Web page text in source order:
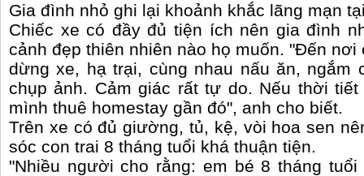
Gia đình nhỏ ghi lại khoảnh khắc lãng mạn
Chiếc xe có đầy đủ tiện ích nên gia đình
cảnh đẹp thiên nhiên nào họ muốn. "Đến
dừng xe, hạ trại, cùng nhau nấu ăn, ngắm
chụp ảnh. Cảm giác rất tự do. Nếu thời
mình thuê homestay gần đó", anh cho biết.
Trên xe có đủ giường, tủ, kệ, vòi hoa sen
sóc con trai 8 tháng tuổi khá thuận tiện.
"Nhiều người cho rằng: em bé 8 tháng